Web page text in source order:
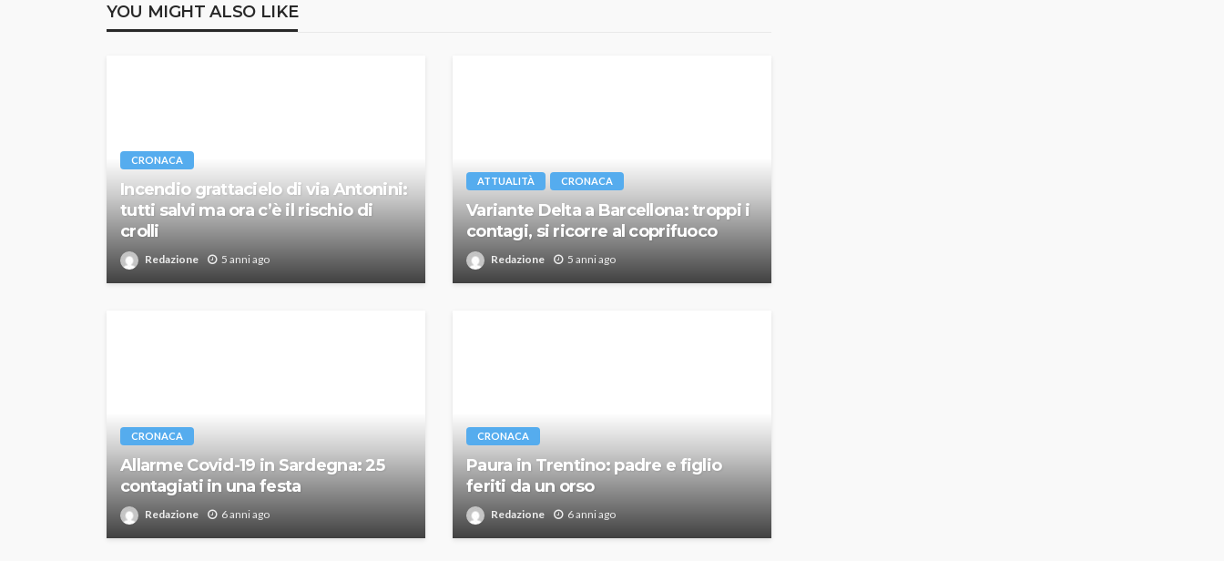
YOU MIGHT ALSO LIKE
CRONACA
Incendio grattacielo di via Antonini:
tutti salvi ma ora c’è il rischio di
crolli
Redazione 5 anni ago
ATTUALITÀ CRONACA
Variante Delta a Barcellona: troppi i
contagi, si ricorre al coprifuoco
Redazione 5 anni ago
CRONACA
Allarme Covid-19 in Sardegna: 25
contagiati in una festa
Redazione 6 anni ago
CRONACA
Paura in Trentino: padre e figlio
feriti da un orso
Redazione 6 anni ago